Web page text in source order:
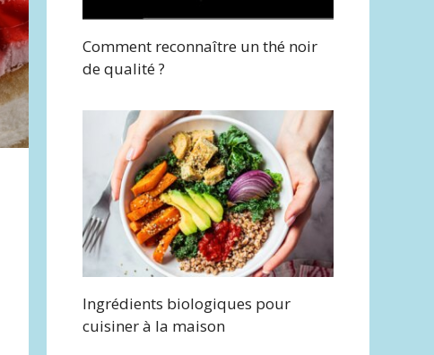
Comment reconnaître un thé noir
de qualité ?
Ingrédients biologiques pour
cuisiner à la maison